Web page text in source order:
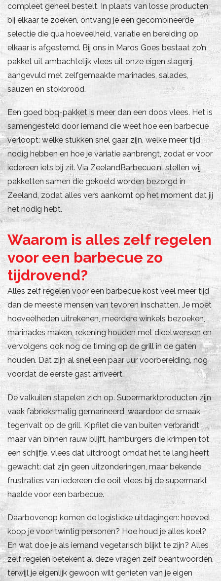
compleet geheel bestelt. In plaats van losse producten
bij elkaar te zoeken, ontvang je een gecombineerde
selectie die qua hoeveelheid, variatie en bereiding op
elkaar is afgestemd. Bij ons in Maros Goes bestaat zo’n
pakket uit ambachtelijk vlees uit onze eigen slagerij,
aangevuld met zelfgemaakte marinades, salades,
sauzen en stokbrood.
Een goed bbq-pakket is meer dan een doos vlees. Het is
samengesteld door iemand die weet hoe een barbecue
verloopt: welke stukken snel gaar zijn, welke meer tijd
nodig hebben en hoe je variatie aanbrengt, zodat er voor
iedereen iets bij zit. Via ZeelandBarbecue.nl stellen wij
pakketten samen die gekoeld worden bezorgd in
Zeeland, zodat alles vers aankomt op het moment dat jij
het nodig hebt.
Waarom is alles zelf regelen
voor een barbecue zo
tijdrovend?
Alles zelf regelen voor een barbecue kost veel meer tijd
dan de meeste mensen van tevoren inschatten. Je moet
hoeveelheden uitrekenen, meerdere winkels bezoeken,
marinades maken, rekening houden met dieetwensen en
vervolgens ook nog de timing op de grill in de gaten
houden. Dat zijn al snel een paar uur voorbereiding, nog
voordat de eerste gast arriveert.
De valkuilen stapelen zich op. Supermarktproducten zijn
vaak fabrieksmatig gemarineerd, waardoor de smaak
tegenvalt op de grill. Kipfilet die van buiten verbrandt
maar van binnen rauw blijft, hamburgers die krimpen tot
een schijfje, vlees dat uitdroogt omdat het te lang heeft
gewacht: dat zijn geen uitzonderingen, maar bekende
frustraties van iedereen die ooit vlees bij de supermarkt
haalde voor een barbecue.
Daarbovenop komen de logistieke uitdagingen: hoeveel
koop je voor twintig personen? Hoe houd je alles koel?
En wat doe je als iemand vegetarisch blijkt te zijn? Alles
zelf regelen betekent al deze vragen zelf beantwoorden,
terwijl je eigenlijk gewoon wilt genieten van je eigen